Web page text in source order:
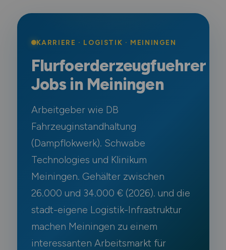
KARRIERE · LOGISTIK · MEININGEN
Flurfoerderzeugfuehrer
Jobs in Meiningen
Arbeitgeber wie DB
Fahrzeuginstandhaltung
(Dampflokwerk). Schwabe
Technologies und Klinikum
Meiningen. Gehälter zwischen
26.000 und 34.000 € (2026). und die
stadt-eigene Logistik-Infrastruktur
machen Meiningen zu einem
interessanten Arbeitsmarkt für